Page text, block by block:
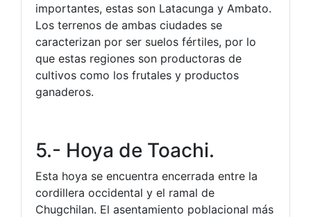
importantes, estas son Latacunga y Ambato.
Los terrenos de ambas ciudades se
caracterizan por ser suelos fértiles, por lo
que estas regiones son productoras de
cultivos como los frutales y productos
ganaderos.
5.- Hoya de Toachi.
Esta hoya se encuentra encerrada entre la
cordillera occidental y el ramal de
Chugchilan. El asentamiento poblacional más